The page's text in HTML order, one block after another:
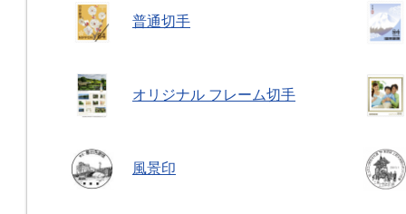
普通切手
オリジナル フレーム切手
風景印